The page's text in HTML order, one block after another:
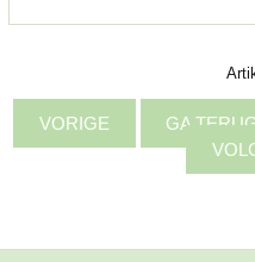
VORIGE
GA